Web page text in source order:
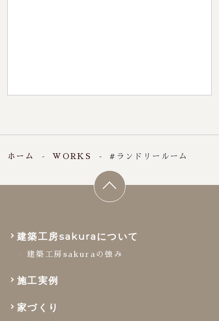
ホーム WORKS #ランドリールーム
建築工房sakuraについて
建築工房sakuraの強み
施工実例
家づくり